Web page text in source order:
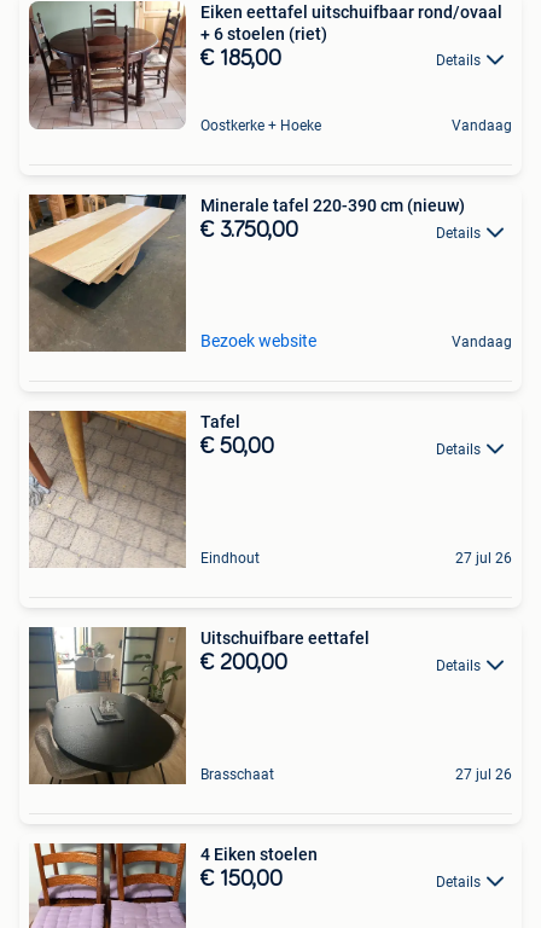
Eiken eettafel uitschuifbaar rond/ovaal
+ 6 stoelen (riet)
€ 185,00 Details
Oostkerke + Hoeke Vandaag
Minerale tafel 220-390 cm (nieuw)
€ 3.750,00 Details
Bezoek website Vandaag
Tafel
€ 50,00 Details
Eindhout 27 jul 26
Uitschuifbare eettafel
€ 200,00 Details
Brasschaat 27 jul 26
4 Eiken stoelen
€ 150,00 Details